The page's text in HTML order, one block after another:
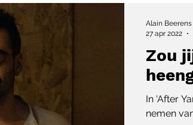
Zou
In 'After
nemen
Alain Beerens
27 apr 2022